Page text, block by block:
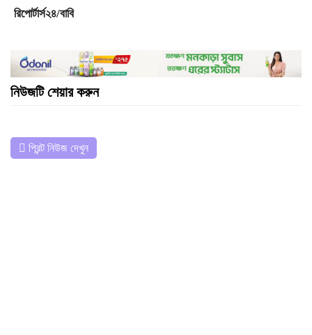
রিপোর্টার্স২৪/বাবি
নিউজটি শেয়ার করুন
প্রিন্ট নিউজ দেখুন